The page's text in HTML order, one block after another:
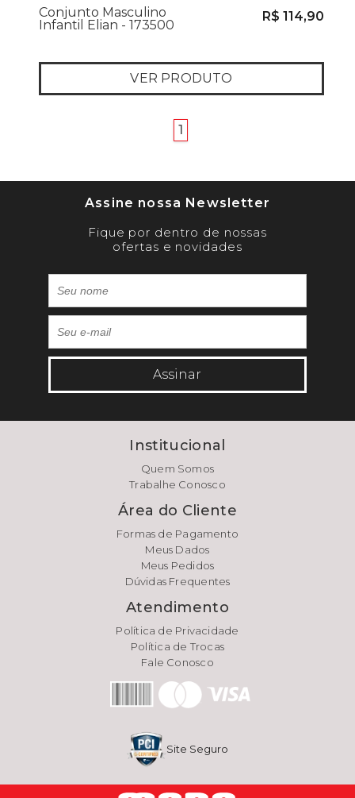
Conjunto Masculino
Infantil Elian - 173500
R$ 114,90
VER PRODUTO
1
Assine nossa Newsletter
Fique por dentro de nossas
ofertas e novidades
Assinar
Institucional
Quem Somos
Trabalhe Conosco
Área do Cliente
Formas de Pagamento
Meus Dados
Meus Pedidos
Dúvidas Frequentes
Atendimento
Política de Privacidade
Política de Trocas
Fale Conosco
Site Seguro